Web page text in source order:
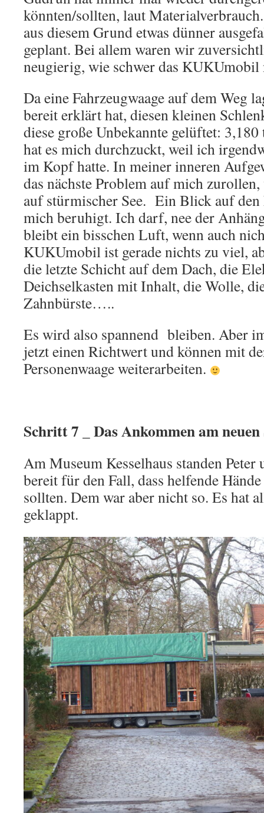
könnten/sollten, laut
aus diesem Grund etwas dünner
geplant. Bei allem waren wir
neugierig, wie schwer das KUKUmobil
Da eine Fahrzeugwaage auf dem Weg
bereit erklärt hat, diesen kleinen
diese große Unbekannte gelüftet: 3,180
hat es mich durchzuckt, weil ich
im Kopf hatte. In meiner inneren
das nächste Problem auf mich
auf stürmischer See. Ein Blick auf den
mich beruhigt. Ich darf, nee der
bleibt ein bisschen Luft, wenn auch
KUKUmobil ist gerade nichts zu viel,
die letzte Schicht auf dem Dach, die
Deichselkasten mit Inhalt, die Wolle,
Zahnbürste…..
Es wird also spannend bleiben. Aber
jetzt einen Richtwert und können mit
Personenwaage weiterarbeiten.
Schritt 7 _ Das Ankommen am
Am Museum Kesselhaus standen Peter
bereit für den Fall, dass helfende
sollten. Dem war aber nicht so. Es hat
geklappt.